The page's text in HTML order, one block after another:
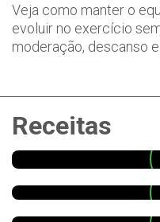
Veja como manter o
evoluir no exercício
moderação, descanso
Receitas